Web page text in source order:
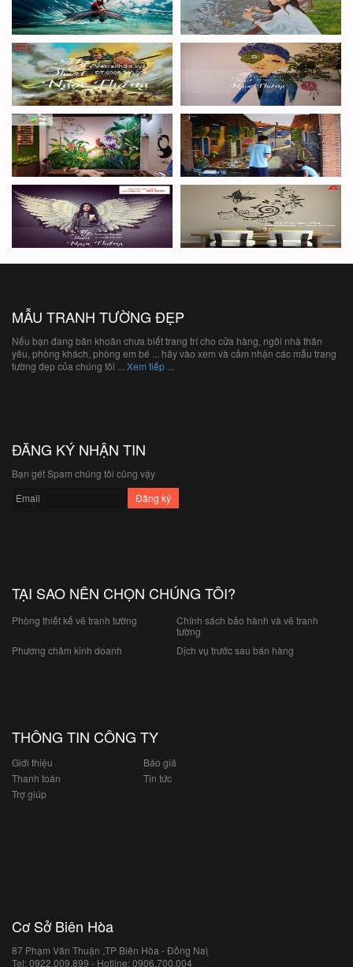
MẪU TRANH TƯỜNG ĐẸP
Nếu bạn đang băn khoăn chưa biết trang trí cho cửa hàng, ngôi nhà thân
yêu, phòng khách, phòng em bé ... hãy vào xem và cảm nhận các mẫu trang
tường đẹp của chúng tôi ... Xem tiếp ...
ĐĂNG KÝ NHẬN TIN
Bạn gét Spam chúng tôi cũng vậy
TẠI SAO NÊN CHỌN CHÚNG TÔI?
Phòng thiết kế vẽ tranh tường
Chính sách bảo hành và vẽ tranh
tường
Phương châm kinh doanh
Dịch vụ trước sau bán hàng
THÔNG TIN CÔNG TY
Giới thiệu
Báo giá
Thanh toán
Tin tức
Trợ giúp
Cơ Sở Biên Hòa
87 Phạm Văn Thuận ,TP Biên Hòa - Đồng Naì ̣
Tel: 0922.009.899 - Hotline: 0906.700.004